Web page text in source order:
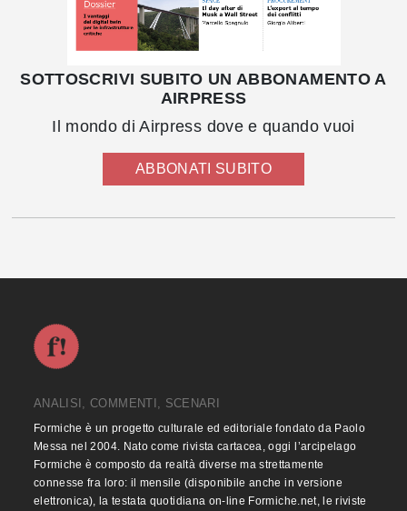
SOTTOSCRIVI SUBITO UN ABBONAMENTO A
AIRPRESS
Il mondo di Airpress dove e quando vuoi
ABBONATI SUBITO
ANALISI, COMMENTI, SCENARI
Formiche è un progetto culturale ed editoriale fondato da Paolo
Messa nel 2004. Nato come rivista cartacea, oggi l’arcipelago
Formiche è composto da realtà diverse ma strettamente
connesse fra loro: il mensile (disponibile anche in versione
elettronica), la testata quotidiana on-line Formiche.net, le riviste